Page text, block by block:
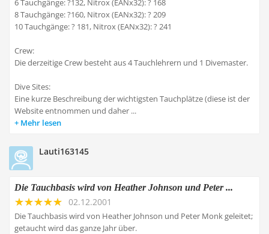
6 Tauchgänge: ?132, Nitrox (EANx32): ? 168
8 Tauchgänge: ?160, Nitrox (EANx32): ? 209
10 Tauchgänge: ? 181, Nitrox (EANx32): ? 241
Crew:
Die derzeitige Crew besteht aus 4 Tauchlehrern und 1 Divemaster.
Dive Sites:
Eine kurze Beschreibung der wichtigsten Tauchplätze (diese ist der
Website entnommen und daher ...
Mehr lesen
Lauti163145
Die Tauchbasis wird von Heather Johnson und Peter ...
02.12.2001
Die Tauchbasis wird von Heather Johnson und Peter Monk geleitet;
getaucht wird das ganze Jahr über.